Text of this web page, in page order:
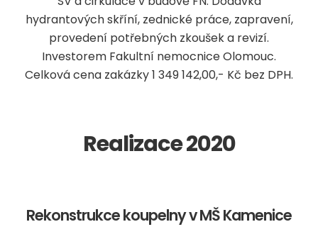
hydrantových skříní, zednické práce, zapravení,
provedení potřebných zkoušek a revizí.
Investorem Fakultní nemocnice Olomouc.
Celková cena zakázky 1 349 142,00,- Kč bez DPH.
Realizace 2020
Rekonstrukce koupelny v MŠ Kamenice